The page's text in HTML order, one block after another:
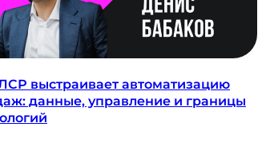
выстраивает автоматизацию
данные, управление и границы